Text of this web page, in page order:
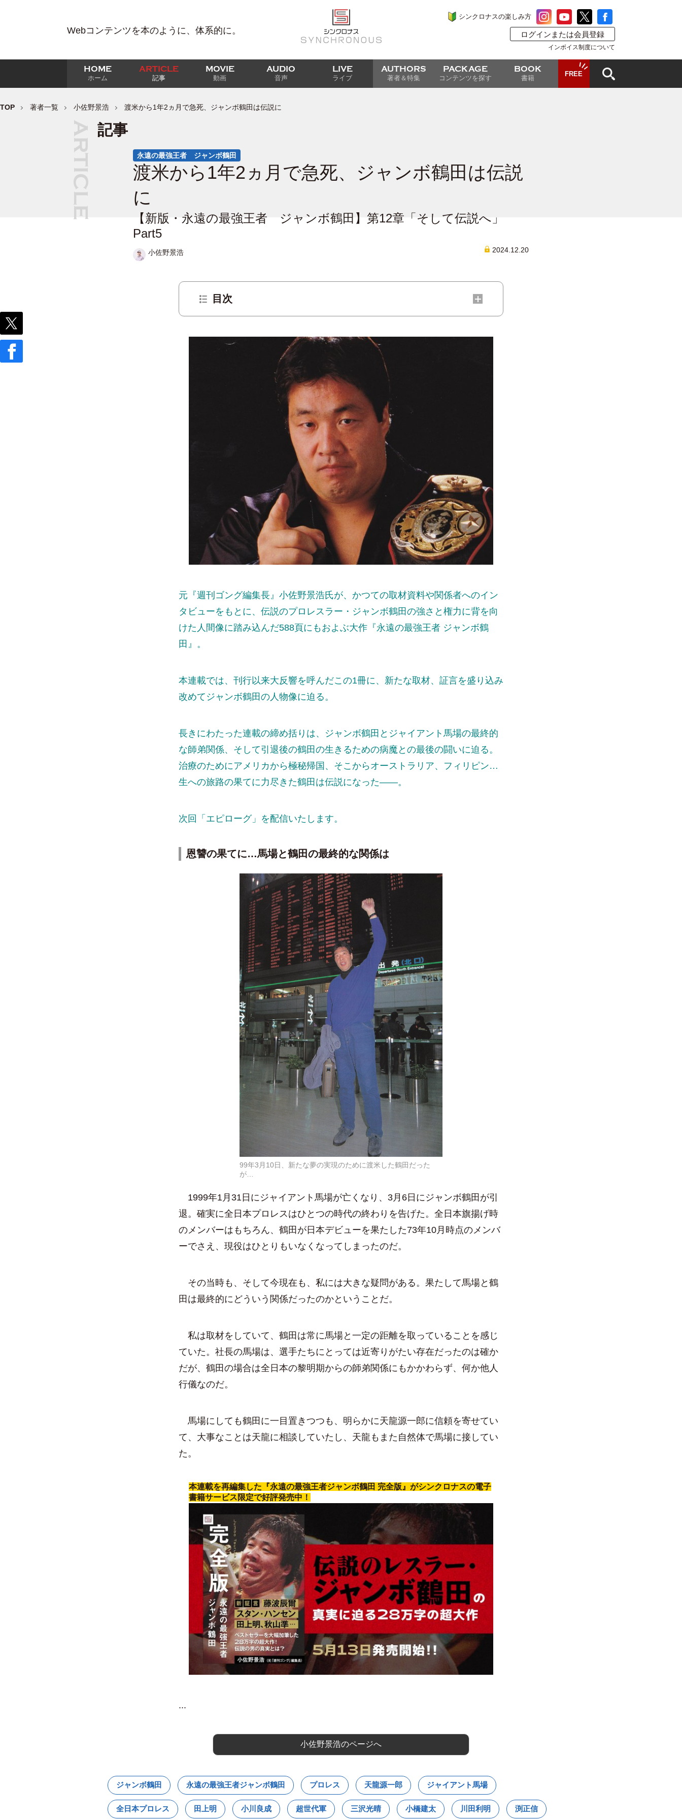
Webコンテンツを本のように、体系的に。
シンクロナスの楽しみ方
ログインまたは会員登録
インボイス制度について
HOME
ホーム
ARTICLE
記事
MOVIE
動画
AUDIO
音声
LIVE
ライブ
AUTHORS
著者＆特集
PACKAGE
コンテンツを探す
BOOK
書籍
FREE
TOP 著者一覧 小佐野景浩 渡米から1年2ヵ月で急死、ジャンボ鶴田は伝説に
記事
永遠の最強王者 ジャンボ鶴田
渡米から1年2ヵ月で急死、ジャンボ鶴田は伝説
に
【新版・永遠の最強王者 ジャンボ鶴田】第12章「そして伝説へ」
Part5
小佐野景浩 2024.12.20
目次
元『週刊ゴング編集長』小佐野景浩氏が、かつての取材資料や関係者へのイン
タビューをもとに、伝説のプロレスラー・ジャンボ鶴田の強さと権力に背を向
けた人間像に踏み込んだ588頁にもおよぶ大作『永遠の最強王者 ジャンボ鶴
田』。
本連載では、刊行以来大反響を呼んだこの1冊に、新たな取材、証言を盛り込み
改めてジャンボ鶴田の人物像に迫る。
長きにわたった連載の締め括りは、ジャンボ鶴田とジャイアント馬場の最終的
な師弟関係、そして引退後の鶴田の生きるための病魔との最後の闘いに迫る。
治療のためにアメリカから極秘帰国、そこからオーストラリア、フィリピン…
生への旅路の果てに力尽きた鶴田は伝説になった――。
次回「エピローグ」を配信いたします。
恩讐の果てに…馬場と鶴田の最終的な関係は
99年3月10日、新たな夢の実現のために渡米した鶴田だった
が…
1999年1月31日にジャイアント馬場が亡くなり、3月6日にジャンボ鶴田が引
退。確実に全日本プロレスはひとつの時代の終わりを告げた。全日本旗揚げ時
のメンバーはもちろん、鶴田が日本デビューを果たした73年10月時点のメンバ
ーでさえ、現役はひとりもいなくなってしまったのだ。
その当時も、そして今現在も、私には大きな疑問がある。果たして馬場と鶴
田は最終的にどういう関係だったのかということだ。
私は取材をしていて、鶴田は常に馬場と一定の距離を取っていることを感じ
ていた。社長の馬場は、選手たちにとっては近寄りがたい存在だったのは確か
だが、鶴田の場合は全日本の黎明期からの師弟関係にもかかわらず、何か他人
行儀なのだ。
馬場にしても鶴田に一目置きつつも、明らかに天龍源一郎に信頼を寄せてい
て、大事なことは天龍に相談していたし、天龍もまた自然体で馬場に接してい
た。
本連載を再編集した『永遠の最強王者ジャンボ鶴田 完全版』がシンクロナスの電子
書籍サービス限定で好評発売中！
...
小佐野景浩のページへ
ジャンボ鶴田 永遠の最強王者ジャンボ鶴田 プロレス 天龍源一郎 ジャイアント馬場
全日本プロレス 田上明 小川良成 超世代軍 三沢光晴 小橋建太 川田利明 渕正信